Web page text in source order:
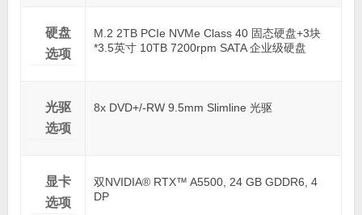
硬盘
选项
M.2 2TB PCIe NVMe Class 40 固态硬盘+3块
*3.5英寸 10TB 7200rpm SATA 企业级硬盘
光驱
选项
8x DVD+/-RW 9.5mm Slimline 光驱
显卡
选项
双NVIDIA® RTX™ A5500, 24 GB GDDR6, 4
DP